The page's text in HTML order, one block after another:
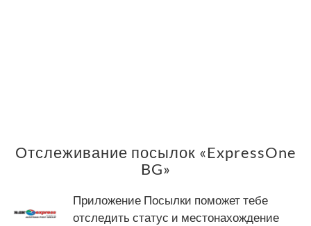
Отслеживание посылок «ExpressOne
BG»
Приложение Посылки поможет тебе
отследить статус и местонахождение